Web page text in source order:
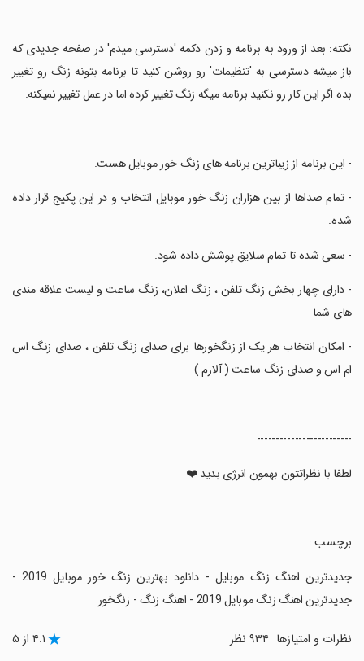
‏نکته: بعد از ورود به برنامه و زدن دکمه 'دسترسی میدم' در صفحه جدیدی که
باز میشه دسترسی به 'تنظیمات' رو روشن کنید تا برنامه بتونه زنگ رو تغییر
بده اگر این کار رو نکنید برنامه میگه زنگ تغییر کرده اما در عمل تغییر نمیکنه.
‏- این برنامه از زیباترین برنامه های زنگ خور موبایل هست.
‏- تمام صداها از بین هزاران زنگ خور موبایل انتخاب و در این پکیج قرار داده
شده.
‏- سعی شده تا تمام سلایق پوشش داده شود.
‏- دارای چهار بخش زنگ تلفن ، زنگ اعلان، زنگ ساعت و لیست علاقه مندی
های شما
‏- امکان انتخاب هر یک از زنگخورها برای صدای زنگ تلفن ، صدای زنگ اس
ام اس و صدای زنگ ساعت ( آلارم )
‏-------------------------
‏لطفا با نظراتتون بهمون انرژی بدید ❤️
‏برچسب :
‏جدیدترین اهنگ زنگ موبایل - دانلود بهترین زنگ خور موبایل 2019 -
جدیدترین اهنگ زنگ موبایل 2019 - اهنگ زنگ - زنگخور
نظرات و امتیازها ۴.۱ از ۵